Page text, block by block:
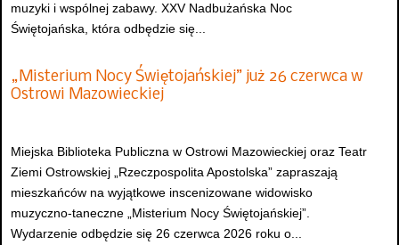
muzyki i wspólnej zabawy. XXV Nadbużańska Noc
Świętojańska, która odbędzie się...
„Misterium Nocy Świętojańskiej” już 26 czerwca w
Ostrowi Mazowieckiej
Miejska Biblioteka Publiczna w Ostrowi Mazowieckiej oraz Teatr
Ziemi Ostrowskiej „Rzeczpospolita Apostolska” zapraszają
mieszkańców na wyjątkowe inscenizowane widowisko
muzyczno-taneczne „Misterium Nocy Świętojańskiej”.
Wydarzenie odbędzie się 26 czerwca 2026 roku o...